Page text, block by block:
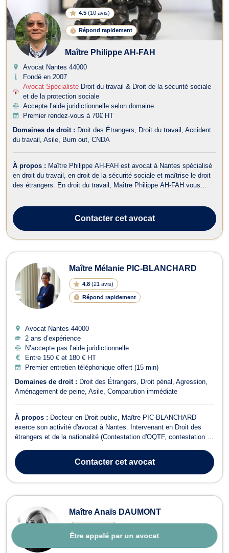
Être appelé par un avocat
4.5 (10 avis)
Répond rapidement
Maître Philippe AH-FAH
Avocat Nantes 44000
Fondé en 2007
Avocat Spécialiste Droit du travail & Droit de la sécurité sociale
et de la protection sociale
Accepte l’aide juridictionnelle selon domaine
Premier rendez-vous à 70€ HT
Domaines de droit : Droit des Étrangers Droit du travail
Accident
du travail
Asile Burn out CNDA
À propos : Maître Philippe AH-FAH est avocat à Nantes spécialisé
en droit du travail, en droit de la sécurité sociale et maîtrise le droit
des étrangers. En droit du travail, Maître Philippe AH-FAH vous
Contactercet avocat
Maître Mélanie PIC-BLANCHARD
4.8 (21 avis)
Répond rapidement
Avocat Nantes 44000
2 ans d’expérience
N’accepte pas l’aide juridictionnelle
Entre 150 € et 180 € HT
Premier entretien téléphonique offert (15 min)
Domaines de droit : Droit des Étrangers Droit pénal
Agression
Aménagement de peine Asile Comparution immédiate
À propos : Docteur en Droit public, Maître PIC-BLANCHARD
exerce son activité d'avocat à Nantes. Intervenant en Droit des
étrangers et de la nationalité (Contestation d'OQTF, contestation de
de refus de titre de séjour, mainlevée d'opposition à mariage...) et
en Droit...
Contactercet avocat
Maître Anaïs DAUMONT
Répond rapidement